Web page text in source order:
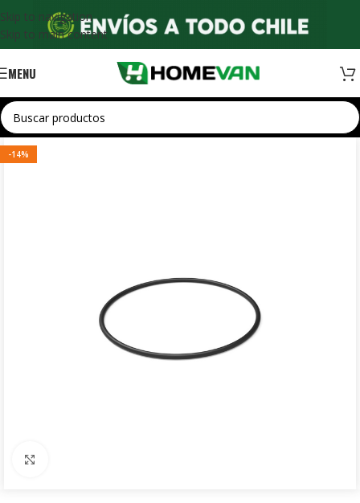
Skip to navigation
Skip to main content
MENU
-14%